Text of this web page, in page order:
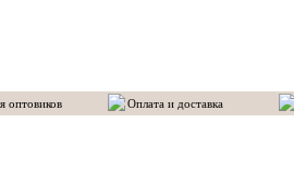
оптовиков Оплата и доставка